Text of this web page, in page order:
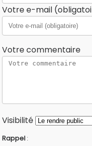
Votre e-mail
Votre commentaire
Visibilité
Rappel :